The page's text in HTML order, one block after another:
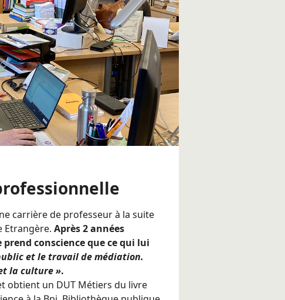
carrière de professeur à la suite
Etrangère. Après 2 années
prend conscience que ce qui lui
et le travail de médiation.
la culture ».
obtient un DUT Métiers du livre